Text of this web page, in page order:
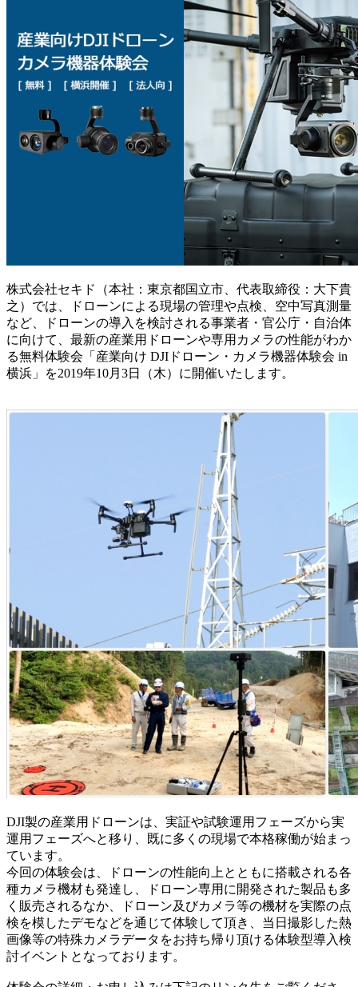
株式会社セキド（本社：東京都国立市、代表取締役：大下貴
之）では、ドローンによる現場の管理や点検、空中写真測量
など、ドローンの導入を検討される事業者・官公庁・自治体
に向けて、最新の産業用ドローンや専用カメラの性能がわか
る無料体験会「産業向け DJIドローン・カメラ機器体験会 in
横浜」を2019年10月3日（木）に開催いたします。
DJI製の産業用ドローンは、実証や試験運用フェーズから実
運用フェーズへと移り、既に多くの現場で本格稼働が始まっ
ています。
今回の体験会は、ドローンの性能向上とともに搭載される各
種カメラ機材も発達し、ドローン専用に開発された製品も多
く販売されるなか、ドローン及びカメラ等の機材を実際の点
検を模したデモなどを通じて体験して頂き、当日撮影した熱
画像等の特殊カメラデータをお持ち帰り頂ける体験型導入検
討イベントとなっております。